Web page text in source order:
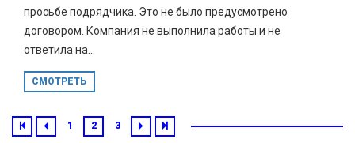
просьбе подрядчика. Это не было предусмотрено
договором. Компания не выполнила работы и не
ответила на...
СМОТРЕТЬ
1 2 3